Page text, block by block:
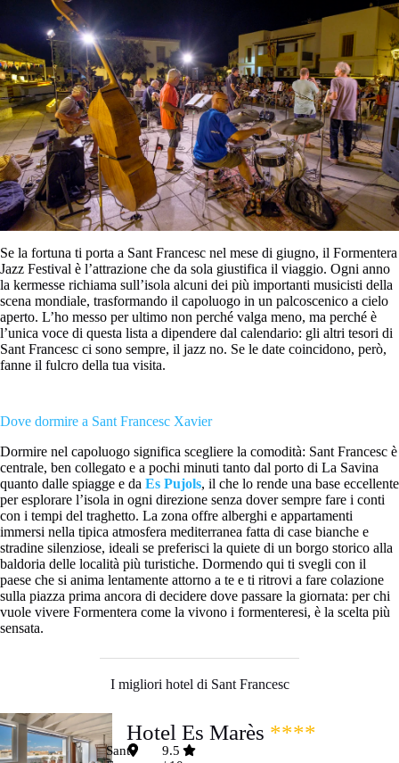
Se la fortuna ti porta a Sant Francesc nel mese di giugno, il Formentera
Jazz Festival è l’attrazione che da sola giustifica il viaggio. Ogni anno
la kermesse richiama sull’isola alcuni dei più importanti musicisti della
scena mondiale, trasformando il capoluogo in un palcoscenico a cielo
aperto. L’ho messo per ultimo non perché valga meno, ma perché è
l’unica voce di questa lista a dipendere dal calendario: gli altri tesori di
Sant Francesc ci sono sempre, il jazz no. Se le date coincidono, però,
fanne il fulcro della tua visita.
Dove dormire a Sant Francesc Xavier
Dormire nel capoluogo significa scegliere la comodità: Sant Francesc è
centrale, ben collegato e a pochi minuti tanto dal porto di La Savina
quanto dalle spiagge e da Es Pujols, il che lo rende una base eccellente
per esplorare l’isola in ogni direzione senza dover sempre fare i conti
con i tempi del traghetto. La zona offre alberghi e appartamenti
immersi nella tipica atmosfera mediterranea fatta di case bianche e
stradine silenziose, ideali se preferisci la quiete di un borgo storico alla
baldoria delle località più turistiche. Dormendo qui ti svegli con il
paese che si anima lentamente attorno a te e ti ritrovi a fare colazione
sulla piazza prima ancora di decidere dove passare la giornata: per chi
vuole vivere Formentera come la vivono i formenteresi, è la scelta più
sensata.
I migliori hotel di Sant Francesc
Hotel Es Marès ****
Sant
9.5